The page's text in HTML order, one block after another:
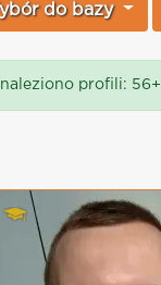
do bazy
profili: 56+